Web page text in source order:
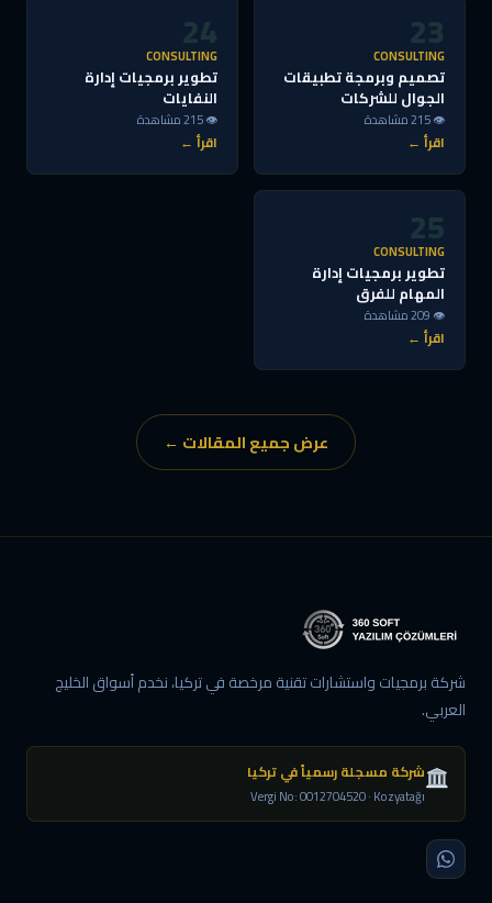
23
CONSULTING
تصميم وبرمجة تطبيقات
الجوال للشركات
👁 215 مشاهدة
اقرأ ←
24
CONSULTING
تطوير برمجيات إدارة
النفايات
👁 215 مشاهدة
اقرأ ←
25
CONSULTING
تطوير برمجيات إدارة
المهام للفرق
👁 209 مشاهدة
اقرأ ←
عرض جميع المقالات ←
شركة برمجيات واستشارات تقنية مرخصة في تركيا، نخدم أسواق الخليج
العربي.
شركة مسجلة رسمياً في تركيا
Vergi No: 0012704520 · Kozyatağı